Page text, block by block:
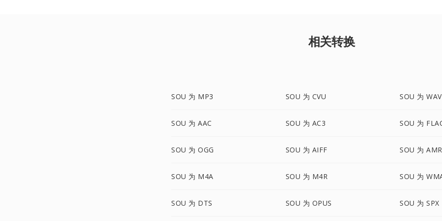
相关转换
SOU 为 MP3 SOU 为 CVU SOU 为 WAV
SOU 为 AAC SOU 为 AC3 SOU 为
SOU 为 OGG SOU 为 AIFF SOU 为 AMR
SOU 为 M4A SOU 为 M4R SOU 为
SOU 为 DTS SOU 为 OPUS SOU 为 SPX